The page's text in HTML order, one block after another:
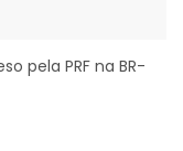
pela PRF na BR-